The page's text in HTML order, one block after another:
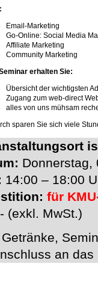
Email-Marketing
Go-Online: Social Media
Affiliate Marketing
Community Marketing
erhalten Sie:
Übersicht der wichtigsten
Zugang zum web-direct
alles von uns mühsam
sparen Sie sich viele
Donnerstag,
14:00 – 18:00
für
(exkl. MwSt.)
an